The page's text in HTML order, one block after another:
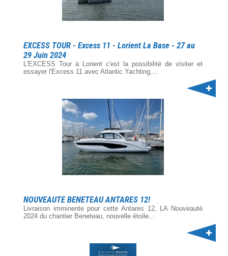
EXCESS TOUR - Excess 11 - Lorient La Base - 27 au
29 Juin 2024
L'EXCESS Tour à Lorient c'est la possibilité de visiter et
essayer l'Excess 11 avec Atlantic Yachting,...
NOUVEAUTE BENETEAU ANTARES 12!
Livraison imminente pour cette Antares 12, LA Nouveauté
2024 du chantier Beneteau, nouvelle étoile...